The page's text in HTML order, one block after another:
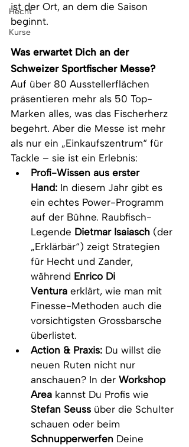
Hecht
Kurse
ist der Ort, an dem die Saison
beginnt.
Was erwartet Dich an der
Schweizer Sportfischer Messe?
Auf über 80 Ausstellerflächen
präsentieren mehr als 50 Top-
Marken alles, was das Fischerherz
begehrt. Aber die Messe ist mehr
als nur ein „Einkaufszentrum“ für
Tackle – sie ist ein Erlebnis:
Profi-Wissen aus erster
Hand: In diesem Jahr gibt es
ein echtes Power-Programm
auf der Bühne. Raubfisch-
Legende Dietmar Isaiasch (der
„Erklärbär“) zeigt Strategien
für Hecht und Zander,
während Enrico Di
Ventura erklärt, wie man mit
Finesse-Methoden auch die
vorsichtigsten Grossbarsche
überlistet.
Action & Praxis: Du willst die
neuen Ruten nicht nur
anschauen? In der Workshop
Area kannst Du Profis wie
Stefan Seuss über die Schulter
schauen oder beim
Schnupperwerfen Deine